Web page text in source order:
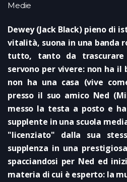
Medie
Dewey (Jack Black) pieno di
vitalità, suona in una banda
tutto, tanto da
servono per vivere: non ha il
non ha una casa (vive
presso il suo amico Ned
messo la testa a posto e
supplente in una scuola
"licenziato" dalla sua
supplenza in una
spacciandosi per Ned ed
materia di cui è esperto: la